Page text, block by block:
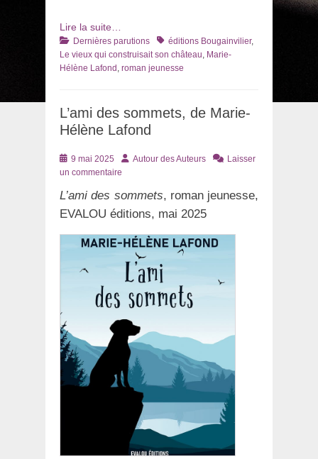
Lire la suite…
Catégories
Dernières parutions Tagséditions Bougainvilier,
Le vieux qui construisait son château Marie-
Hélène Lafond roman jeunesse
L’ami des sommets, de Marie-
Hélène Lafond
Posté
le
9 mai 2025 AuteurAutour des Auteurs
Laisser
un commentaire
L’ami des sommets, roman jeunesse,
EVALOU éditions, mai 2025